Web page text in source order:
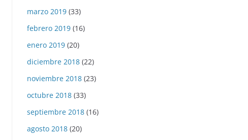
marzo 2019 (33)
febrero 2019 (16)
enero 2019 (20)
diciembre 2018 (22)
noviembre 2018 (23)
octubre 2018 (33)
septiembre 2018 (16)
agosto 2018 (20)